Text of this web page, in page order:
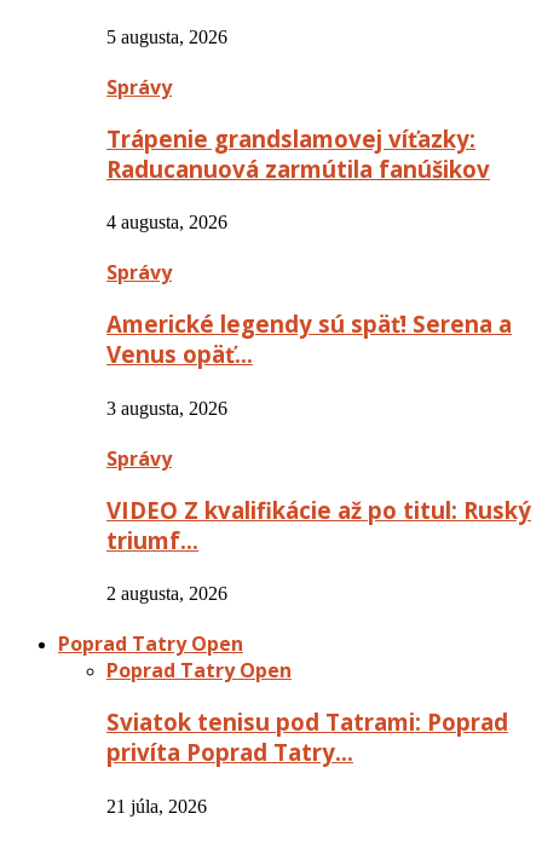
5 augusta, 2026
Správy
Trápenie grandslamovej víťazky:
Raducanuová zarmútila fanúšikov
4 augusta, 2026
Správy
Americké legendy sú späť! Serena a
Venus opäť…
3 augusta, 2026
Správy
VIDEO Z kvalifikácie až po titul: Ruský
triumf…
2 augusta, 2026
Poprad Tatry Open
Poprad Tatry Open
Sviatok tenisu pod Tatrami: Poprad
privíta Poprad Tatry…
21 júla, 2026